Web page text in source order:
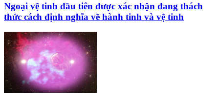
Ngoại vệ tinh đầu tiên được xác nhận đang thách
thức cách định nghĩa về hành tinh và vệ tinh